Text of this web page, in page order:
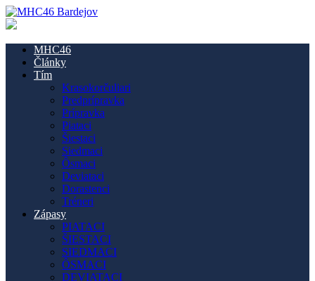
MHC46
Články
Tím
Krasokorčuliari
Predprípravka
Prípravka
Piataci
Šiestaci
Siedmaci
Ôsmaci
Deviataci
Dorastenci
Tréneri
Zápasy
PIATACI
ŠIESTACI
SIEDMACI
ÔSMACI
DEVIATACI